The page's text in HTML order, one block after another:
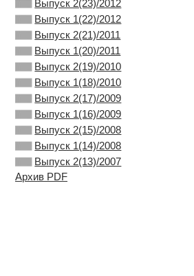
Выпуск 2(23)/2012
Выпуск 1(22)/2012
Выпуск 2(21)/2011
Выпуск 1(20)/2011
Выпуск 2(19)/2010
Выпуск 1(18)/2010
Выпуск 2(17)/2009
Выпуск 1(16)/2009
Выпуск 2(15)/2008
Выпуск 1(14)/2008
Выпуск 2(13)/2007
Архив PDF